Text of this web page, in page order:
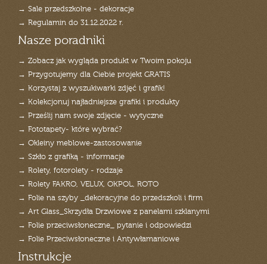
→ Sale przedszkolne - dekoracje
→ Regulamin do 31.12.2022 r.
Nasze poradniki
→ Zobacz jak wygląda produkt w Twoim pokoju
→ Przygotujemy dla Ciebie projekt GRATIS
→ Korzystaj z wyszukiwarki zdjęć i grafik!
→ Kolekcjonuj najładniejsze grafiki i produkty
→ Prześlij nam swoje zdjęcie - wytyczne
→ Fototapety- które wybrać?
→ Okleiny meblowe-zastosowanie
→ Szkło z grafiką - informacje
→ Rolety, fotorolety - rodzaje
→ Rolety FAKRO, VELUX, OKPOL, ROTO
→ Folie na szyby _dekoracyjne do przedszkoli i firm
→ Art Glass_Skrzydła Drzwiowe z panelami szklanymi
→ Folie przeciwsłoneczne_ pytanie i odpowiedzi
→ Folie Przeciwsłoneczne i Antywłamaniowe
Instrukcje